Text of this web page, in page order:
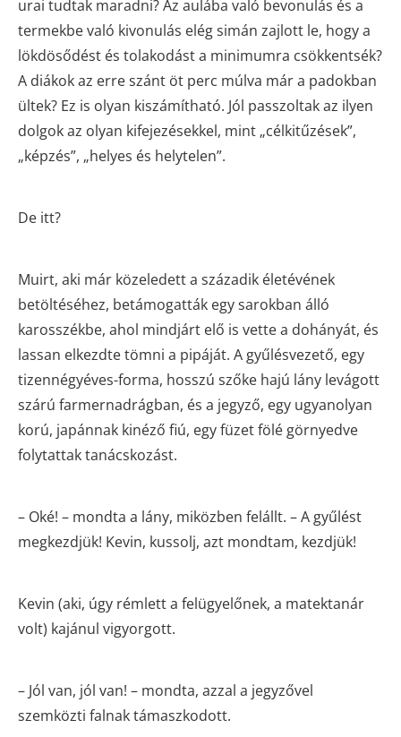
urai tudtak maradni? Az aulába való bevonulás és a
termekbe való kivonulás elég simán zajlott le, hogy a
lökdösődést és tolakodást a minimumra csökkentsék?
A diákok az erre szánt öt perc múlva már a padokban
ültek? Ez is olyan kiszámítható. Jól passzoltak az ilyen
dolgok az olyan kifejezésekkel, mint „célkitűzések”,
„képzés”, „helyes és helytelen”.
De itt?
Muirt, aki már közeledett a századik életévének
betöltéséhez, betámogatták egy sarokban álló
karosszékbe, ahol mindjárt elő is vette a dohányát, és
lassan elkezdte tömni a pipáját. A gyűlésvezető, egy
tizennégyéves-forma, hosszú szőke hajú lány levágott
szárú farmernadrágban, és a jegyző, egy ugyanolyan
korú, japánnak kinéző fiú, egy füzet fölé görnyedve
folytattak tanácskozást.
– Oké! – mondta a lány, miközben felállt. – A gyűlést
megkezdjük! Kevin, kussolj, azt mondtam, kezdjük!
Kevin (aki, úgy rémlett a felügyelőnek, a matektanár
volt) kajánul vigyorgott.
– Jól van, jól van! – mondta, azzal a jegyzővel
szemközti falnak támaszkodott.